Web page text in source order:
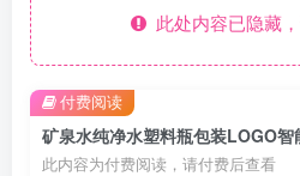
此处内容已隐藏
此内容为付费阅读，请付费后查看
付费阅读